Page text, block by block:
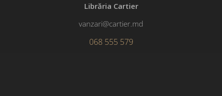
Librăria Cartier
vanzari@cartier.md
068 555 579